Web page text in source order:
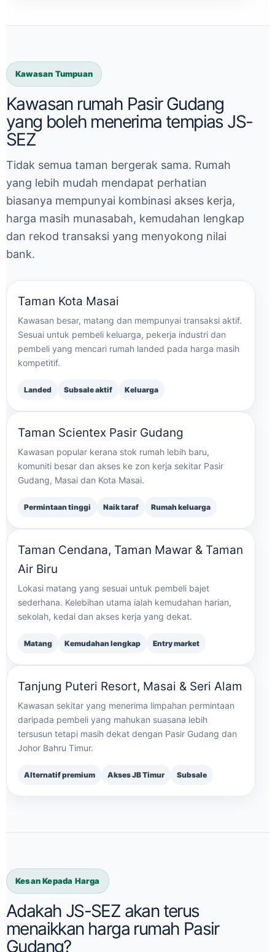
Kawasan Tumpuan
Kawasan rumah Pasir Gudang
yang boleh menerima tempias JS-
SEZ
Tidak semua taman bergerak sama. Rumah
yang lebih mudah mendapat perhatian
biasanya mempunyai kombinasi akses kerja,
harga masih munasabah, kemudahan lengkap
dan rekod transaksi yang menyokong nilai
bank.
Taman Kota Masai
Kawasan besar, matang dan mempunyai transaksi aktif.
Sesuai untuk pembeli keluarga, pekerja industri dan
pembeli yang mencari rumah landed pada harga masih
kompetitif.
Landed Subsale aktif Keluarga
Taman Scientex Pasir Gudang
Kawasan popular kerana stok rumah lebih baru,
komuniti besar dan akses ke zon kerja sekitar Pasir
Gudang, Masai dan Kota Masai.
Permintaan tinggi Naik taraf Rumah keluarga
Taman Cendana, Taman Mawar & Taman
Air Biru
Lokasi matang yang sesuai untuk pembeli bajet
sederhana. Kelebihan utama ialah kemudahan harian,
sekolah, kedai dan akses kerja yang dekat.
Matang Kemudahan lengkap Entry market
Tanjung Puteri Resort, Masai & Seri Alam
Kawasan sekitar yang menerima limpahan permintaan
daripada pembeli yang mahukan suasana lebih
tersusun tetapi masih dekat dengan Pasir Gudang dan
Johor Bahru Timur.
Alternatif premium Akses JB Timur Subsale
Kesan Kepada Harga
Adakah JS-SEZ akan terus
menaikkan harga rumah Pasir
Gudang?